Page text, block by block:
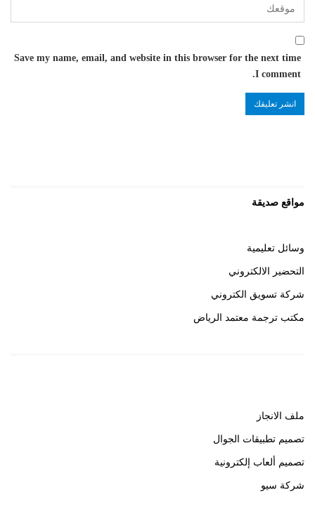
Save my name, email, and website in this browser for the next time
I comment.
مواقع صديقة
وسائل تعليمية
التحضير الالكتروني
شركة تسويق الكتروني
مكتب ترجمة معتمد الرياض
ملف الانجاز
تصميم تطبيقات الجوال
تصميم ألعاب إلكترونية
شركة سيو